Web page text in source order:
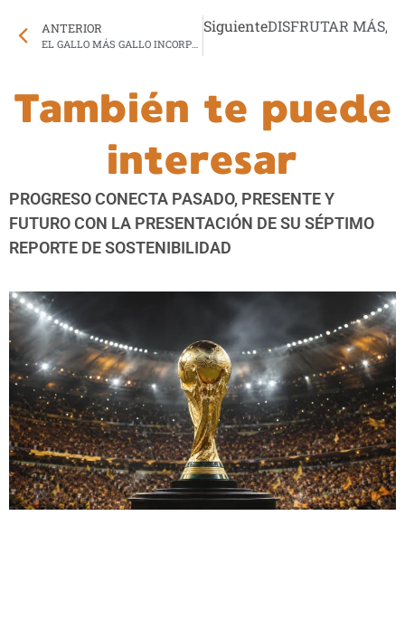
ANTERIOR SiguienteDISFRUTAR MÁS,
También te puede
interesar
PROGRESO CONECTA PASADO, PRESENTE Y
FUTURO CON LA PRESENTACIÓN DE SU SÉPTIMO
REPORTE DE SOSTENIBILIDAD